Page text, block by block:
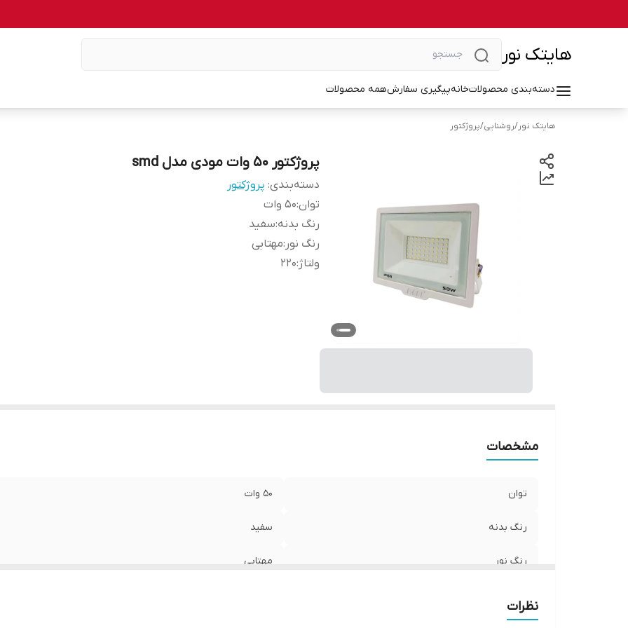
هایتک نور
دسته‌بندی محصولاتخانهپیگیری سفارشهمه محصولات
هایتک نور/روشنایی/پروژکتور
پروژکتور ۵۰ وات مودی مدل smd
دسته‌بندی: پروژکتور
توان:5۰ وات
رنگ بدنه:سفید
رنگ نور :مهتابی
ولتاژ:۲۲۰
مشخصات
توان 5۰ وات
رنگ بدنه سفید
رنگ نور مهتابی
نظرات